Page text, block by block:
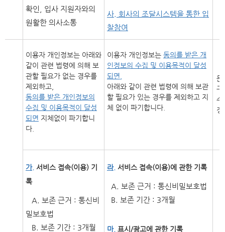
확인, 입사 지원자와의
원활한 의사소통
사. 회사의 조달시스템을 통한 입
찰참여
이용자 개인정보는 아래와
같이 관련 법령에 의해 보
관할 필요가 없는 경우를
제외하고,
동의를 받은 개인정보의
수집 및 이용목적이 달성
되면 지체없이 파기합니
다.
이용자 개인정보는 동의를 받은 개
인정보의 수집 및 이용목적이 달성
되면,
아래와 같이 관련 법령에 의해 보관
할 필요가 있는 경우를 제외하고 지
체 없이 파기합니다.
문
구
수
정
가. 서비스 접속(이용) 기
록
A. 보존 근거 : 통신비
밀보호법
B. 보존 기간 : 3개월
라. 서비스 접속(이용)에 관한 기록
A. 보존 근거 : 통신비밀보호법
B. 보존 기간 : 3개월
마. 표시/광고에 관한 기록